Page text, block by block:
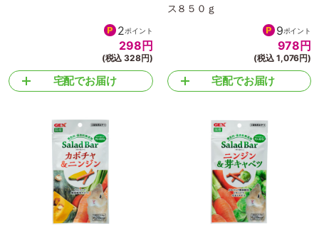
2ポイント
298 円
(税込 328円)
宅配でお届け
ス８５０ｇ
9ポイント
978 円
(税込 1,076円)
宅配でお届け